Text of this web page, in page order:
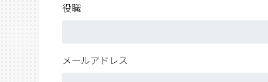
役職
メールアドレス